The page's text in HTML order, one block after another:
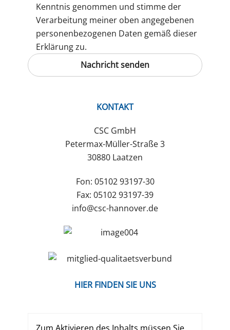
Kenntnis genommen und stimme der
Verarbeitung meiner oben angegebenen
personenbezogenen Daten gemäß dieser
Erklärung zu.
KONTAKT
CSC GmbH
Petermax-Müller-Straße 3
30880 Laatzen
Fon: 05102 93197-30
Fax: 05102 93197-39
info@csc-hannover.de
HIER FINDEN SIE UNS
Zum Aktivieren des Inhalts müssen Sie